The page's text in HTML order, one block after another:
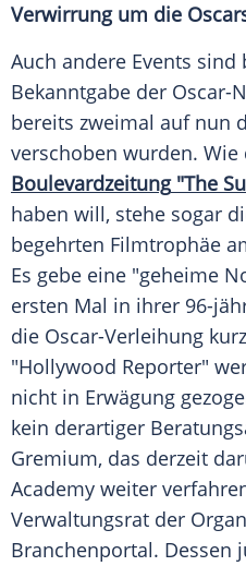
Verwirrung um die
Auch andere Events
Bekanntgabe der Oscar-
bereits zweimal auf nun
verschoben wurden. Wie
Boulevardzeitung"The
haben will, stehe sogar
begehrten Filmtrophäe
Es gebe eine "geheime
ersten Mal in ihrer 96-
die Oscar-Verleihung
"Hollywood Reporter"
nicht in Erwägung
kein derartiger
Gremium, das derzeit
Academy weiter
Verwaltungsrat der
Branchenportal. Dessen